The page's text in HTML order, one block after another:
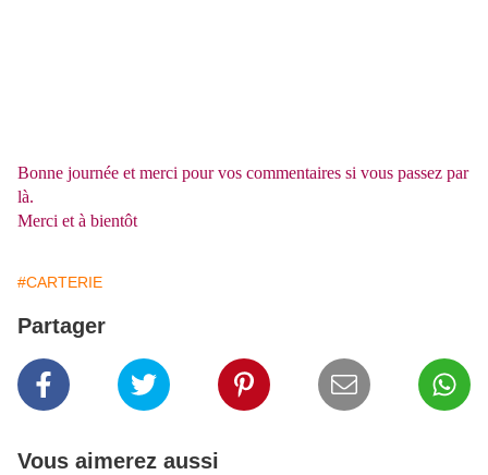
Bonne journée et merci pour vos commentaires si vous passez par
là.
Merci et à bientôt
#CARTERIE
Partager
Vous aimerez aussi